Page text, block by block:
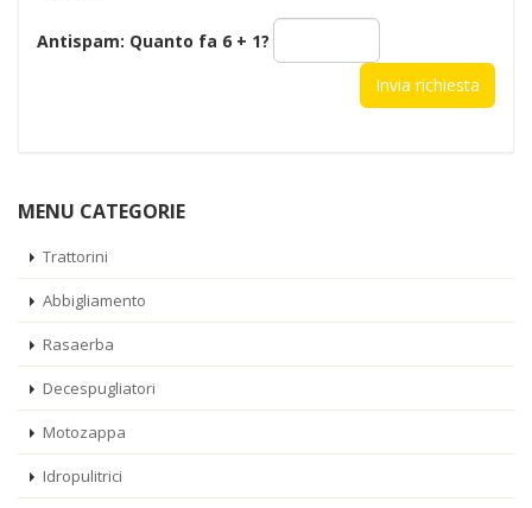
Antispam: Quanto fa 6 + 1?
MENU CATEGORIE
Trattorini
Abbigliamento
Rasaerba
Decespugliatori
Motozappa
Idropulitrici